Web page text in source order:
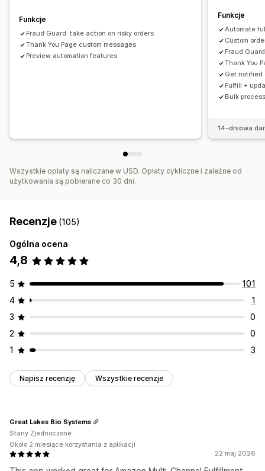
Wiele sklepów
Funkcje
Fraud Guard: take action on risky orders
Thank You Page custom messages
Preview automation features
Funkcje
Automate
Custom
Fraud
Thank You
Get notified
Fulfill +
Bulk
14-dniowa
Wszystkie opłaty są naliczane w USD. Opłaty cykliczne i zależne od
użytkowania są pobierane co 30 dni.
Recenzje (105)
Ogólna ocena
4,8
5
101
4
1
3
0
2
0
1
3
Napisz recenzję Wszystkie recenzje
22 maj 2026
Great Lakes Bio Systems
Stany Zjednoczone
Około 2 miesiące korzystania z aplikacji